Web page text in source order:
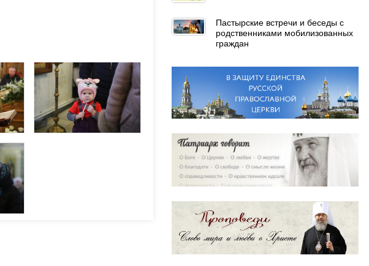
Пастырские встречи и беседы с
родственниками мобилизованных
граждан